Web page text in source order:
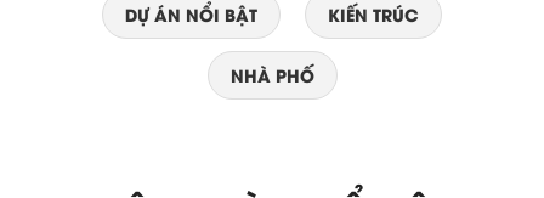
DỰ ÁN NỔI BẬT KIẾN TRÚC
NHÀ PHỐ